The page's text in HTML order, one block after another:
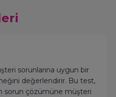
sorunlarına uygun bir
değerlendirir. Bu test,
sorun çözümüne müşteri